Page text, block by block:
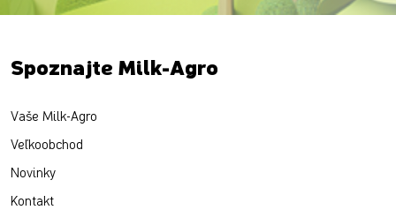
Spoznajte Milk-Agro
Vaše Milk-Agro
Veľkoobchod
Novinky
Kontakt